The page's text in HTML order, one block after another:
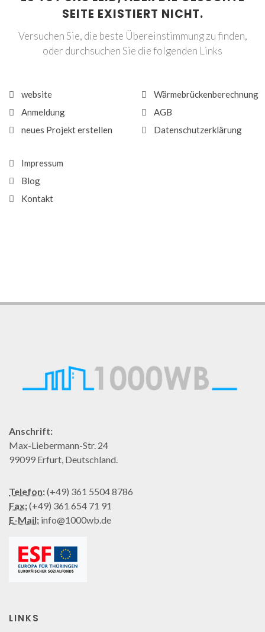
SEITE EXISTIERT NICHT.
Versuchen Sie, die beste Übereinstimmung zu finden,
oder durchsuchen Sie die folgenden Links
website
Anmeldung
neues Projekt erstellen
Wärmebrückenberechnung
AGB
Datenschutzerklärung
Impressum
Blog
Kontakt
Anschrift:
Max-Liebermann-Str. 24
99099 Erfurt, Deutschland.
Telefon:(+49) 361 5504 8786
Fax:(+49) 361 654 71 91
E-Mail: info@1000wb.de
LINKS